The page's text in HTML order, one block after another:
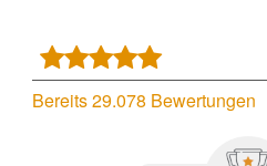
Bereits 29.078 Bewertungen